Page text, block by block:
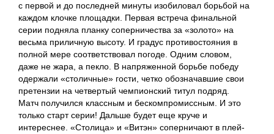
с первой и до последней минуты изобиловал борьбой на
каждом клочке площадки. Первая встреча финальной
серии подняла планку соперничества за «золото» на
весьма приличную высоту. И градус противостояния в
полной мере соответствовал погоде. Одним словом,
даже не жара, а пекло. В напряженной борьбе победу
одержали «столичные» гости, четко обозначавшие свои
претензии на четвертый чемпионский титул подряд.
Матч получился классным и бескомпромиссным. И это
только старт серии! Дальше будет еще круче и
интереснее. «Столица» и «Витэн» соперничают в плей-